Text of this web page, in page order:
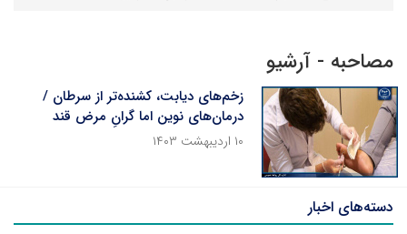
مصاحبه - آرشیو
زخم‌های دیابت، کشنده‌تر از سرطان /
درمان‌های نوین اما گرانِ مرض قند
۱۰ اردیبهشت ۱۴۰۳
دسته‌های اخبار